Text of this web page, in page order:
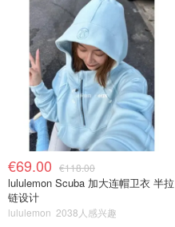
€69.00 €118.00
lululemon Scuba 加大连帽卫衣 半拉
链设计
lululemon 2038人感兴趣